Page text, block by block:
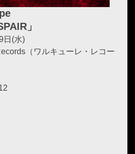
」
日(水)
（ワルキューレ・レコー